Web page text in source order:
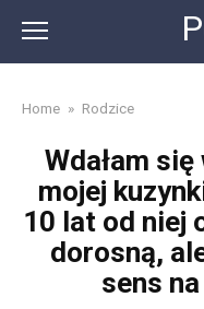
content
Home » Rodzice
Wdałam
mojej
10 lat od niej
dorosną,
sens